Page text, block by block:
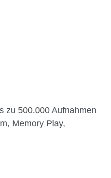
zu 500.000 Aufnahmen
Memory Play,